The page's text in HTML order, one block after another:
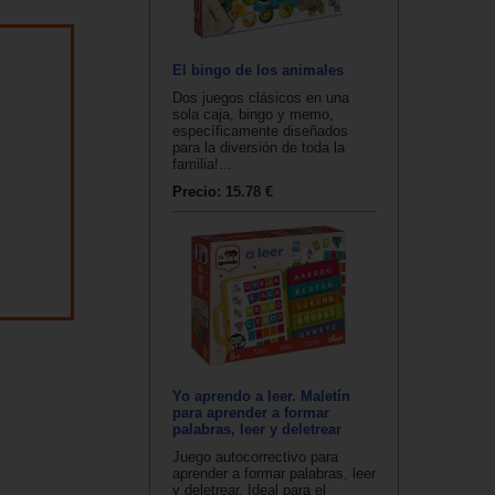
El bingo de los animales
Dos juegos clásicos en una
sola caja, bingo y memo,
específicamente diseñados
para la diversión de toda la
familia!...
Precio: 15.78 €
Yo aprendo a leer. Maletín
para aprender a formar
palabras, leer y deletrear
Juego autocorrectivo para
aprender a formar palabras, leer
y deletrear. Ideal para el